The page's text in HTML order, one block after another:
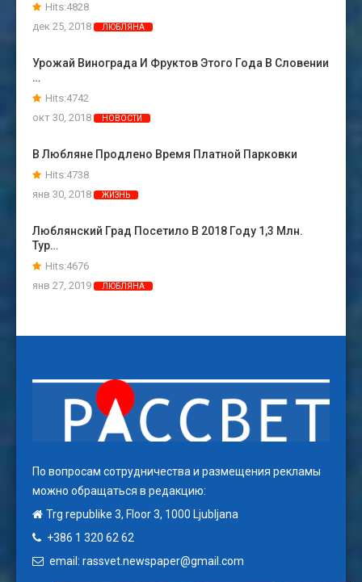
Hits:4828
дек 25, 2018
ЛЮБЛЯНА
Урожай Винограда И Фруктов Этого Года В Словении
…
Hits:4742
окт 30, 2018
НОВОСТИ
В Любляне Продлено Время Платной Парковки
Hits:4738
янв 30, 2018
ЖИЗНЬ
Люблянский Град Посетило В 2018 Году 1,3 Млн.
Тур…
Hits:4676
янв 27, 2019
ЛЮБЛЯНА
По вопросам сотрудничества и размещения рекламы
можно обращаться в редакцию:
Trg republike 3, Floor 3, 1000 Ljubljana
+386 1 320 62 62
email: rassvet.newspaper@gmail.com